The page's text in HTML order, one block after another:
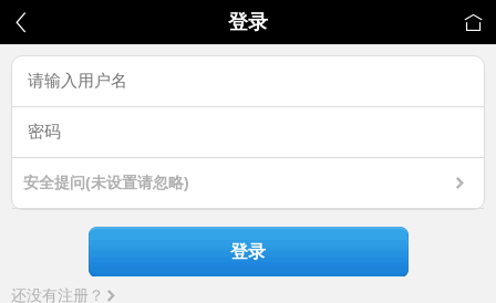
登录
安全提问(未设置请忽略)
登录
还没有注册？